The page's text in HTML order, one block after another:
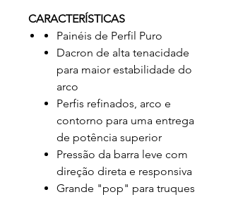
CARACTERÍSTICAS
Painéis de Perfil Puro
Dacron de alta tenacidade
para maior estabilidade do
arco
Perfis refinados, arco e
contorno para uma entrega
de potência superior
Pressão da barra leve com
direção direta e responsiva
Grande "pop" para truques